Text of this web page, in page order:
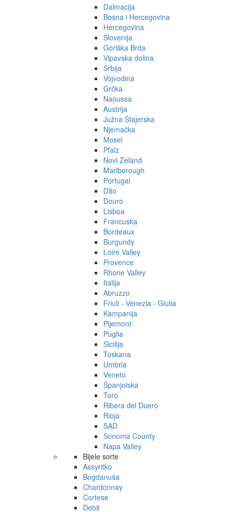
Dalmacija
Bosna i Hercegovina
Hercegovina
Slovenija
Goriška Brda
Vipavska dolina
Srbija
Vojvodina
Grčka
Naoussa
Austrija
Južna Štajerska
Njemačka
Mosel
Pfalz
Novi Zeland
Marlborough
Portugal
Dão
Douro
Lisboa
Francuska
Bordeaux
Burgundy
Loire Valley
Provence
Rhone Valley
Italija
Abruzzo
Friuli - Venezia - Giulia
Kampanija
Pijemont
Puglia
Sicilija
Toskana
Umbria
Veneto
Španjolska
Toro
Ribera del Duero
Rioja
SAD
Sonoma County
Napa Valley
Bijele sorte
Assyritko
Bogdanuša
Chardonnay
Cortese
Debit